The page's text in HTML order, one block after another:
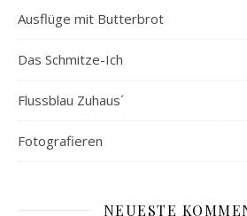
Ausflüge mit Butterbrot
Das Schmitze-Ich
Flussblau Zuhaus´
Fotografieren
NEUESTE